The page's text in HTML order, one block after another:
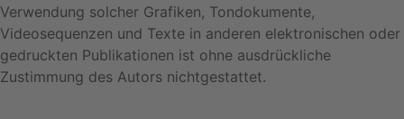
Verwendung solcher Grafiken, Tondokumente,
Videosequenzen und Texte in anderen elektronischen oder
gedruckten Publikationen ist ohne ausdrückliche
Zustimmung des Autors nichtgestattet.